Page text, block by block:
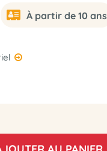
À partir de 10 ans